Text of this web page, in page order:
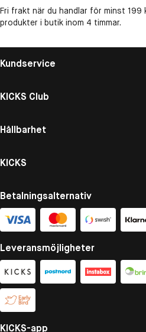
Fri frakt när du handlar för minst 199
produkter i butik inom 4 timmar.
Kundservice
KICKS Club
Hållbarhet
KICKS
Betalningsalternativ
Leveransmöjligheter
KICKS-app